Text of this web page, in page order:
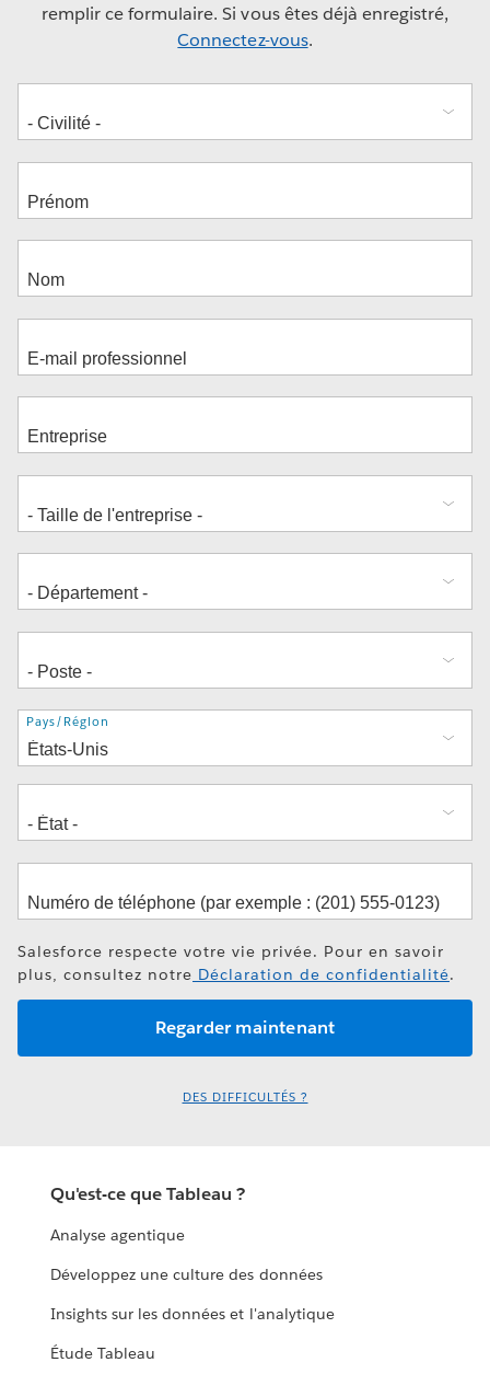
remplir ce formulaire. Si vous êtes déjà enregistré,
Connectez-vous.
Adresse
Pays/Région
Salesforce respecte votre vie privée. Pour en savoir
plus, consultez notre Déclaration de confidentialité.
DES DIFFICULTÉS ?
Qu'est-ce que Tableau ?
Analyse agentique
Développez une culture des données
Insights sur les données et l'analytique
Étude Tableau